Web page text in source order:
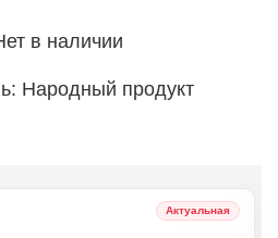
в наличии
Народный продукт
Актуальная